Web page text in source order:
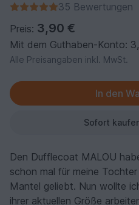
35 Bewertungen
Preis: 3,90 €
Mit dem Guthaben-Konto:
Alle Preisangaben inkl. MwSt.
Sofort
Den Dufflecoat MALOU
schon mal für meine
Mantel geliebt. Nun wollte
ihrer aktuellen Größe